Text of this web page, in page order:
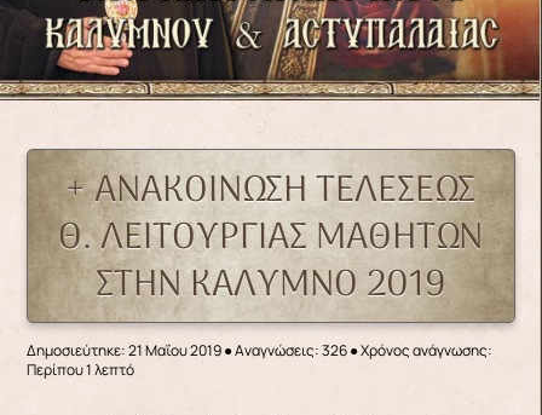
+ ΑΝΑΚΟΙΝΩΣΗ ΤΕΛΕΣΕΩΣ
Θ. ΛΕΙΤΟΥΡΓΙΑΣ ΜΑΘΗΤΩΝ
ΣΤΗΝ ΚΑΛΥΜΝΟ 2019
Δημοσιεύτηκε: 21 Μαΐου 2019●Αναγνώσεις: 326● Χρόνος ανάγνωσης:
Περίπου 1 λεπτό